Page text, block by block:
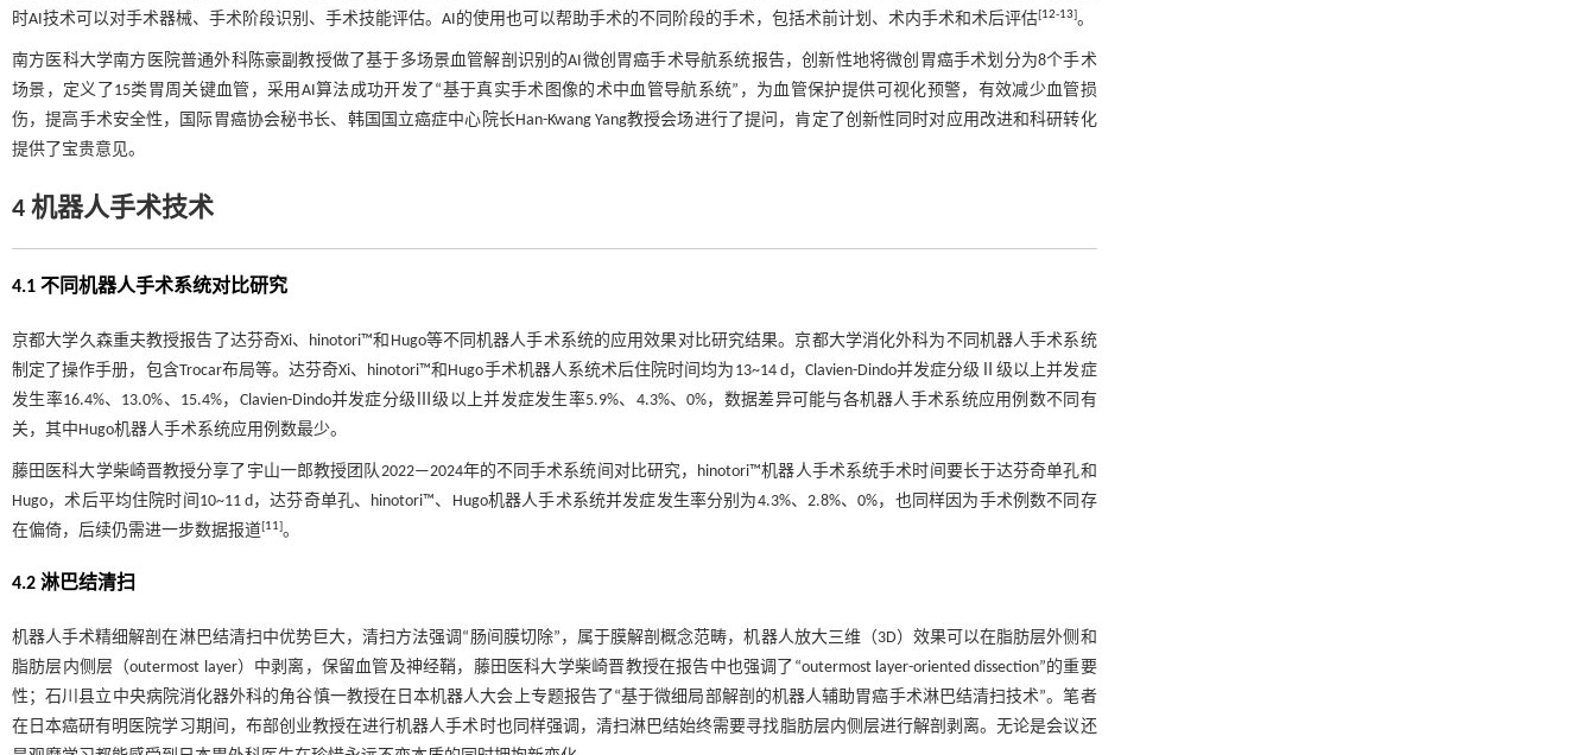
时AI技术可以对手术器械、手术阶段识别、手术技能评估。AI的使用也可以帮助手术的不同阶段的手术，包括术前计划、术内手术和术后评估[12-13]。
南方医科大学南方医院普通外科陈豪副教授做了基于多场景血管解剖识别的AI微创胃癌手术导航系统报告，创新性地将微创胃癌手术划分为8个手术
场景，定义了15类胃周关键血管，采用AI算法成功开发了“基于真实手术图像的术中血管导航系统”，为血管保护提供可视化预警，有效减少血管损
伤，提高手术安全性，国际胃癌协会秘书长、韩国国立癌症中心院长Han-Kwang Yang教授会场进行了提问，肯定了创新性同时对应用改进和科研转化
提供了宝贵意见。
4 机器人手术技术
4.1 不同机器人手术系统对比研究
京都大学久森重夫教授报告了达芬奇Xi、hinotori™和Hugo等不同机器人手术系统的应用效果对比研究结果。京都大学消化外科为不同机器人手术系统
制定了操作手册，包含Trocar布局等。达芬奇Xi、hinotori™和Hugo手术机器人系统术后住院时间均为13~14 d，Clavien-Dindo并发症分级Ⅱ级以上并发症
发生率16.4%、13.0%、15.4%，Clavien-Dindo并发症分级Ⅲ级以上并发症发生率5.9%、4.3%、0%，数据差异可能与各机器人手术系统应用例数不同有
关，其中Hugo机器人手术系统应用例数最少。
藤田医科大学柴崎晋教授分享了宇山一郎教授团队2022—2024年的不同手术系统间对比研究，hinotori™机器人手术系统手术时间要长于达芬奇单孔和
Hugo，术后平均住院时间10~11 d，达芬奇单孔、hinotori™、Hugo机器人手术系统并发症发生率分别为4.3%、2.8%、0%，也同样因为手术例数不同存
在偏倚，后续仍需进一步数据报道 [11]。
4.2 淋巴结清扫
机器人手术精细解剖在淋巴结清扫中优势巨大，清扫方法强调“肠间膜切除”，属于膜解剖概念范畴，机器人放大三维（3D）效果可以在脂肪层外侧和
脂肪层内侧层（outermost layer）中剥离，保留血管及神经鞘，藤田医科大学柴崎晋教授在报告中也强调了“outermost layer-oriented dissection”的重要
性；石川县立中央病院消化器外科的角谷慎一教授在日本机器人大会上专题报告了“基于微细局部解剖的机器人辅助胃癌手术淋巴结清扫技术”。笔者
在日本癌研有明医院学习期间，布部创业教授在进行机器人手术时也同样强调，清扫淋巴结始终需要寻找脂肪层内侧层进行解剖剥离。无论是会议还